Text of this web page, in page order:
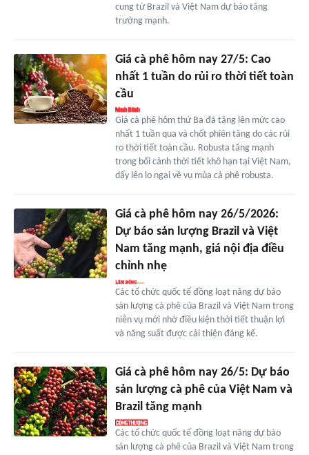
cung từ Brazil và Việt Nam dự báo tăng
trưởng mạnh.
Giá cà phê hôm nay 27/5: Cao
nhất 1 tuần do rủi ro thời tiết toàn
cầu
Giá cà phê hôm thứ Ba đã tăng lên mức cao
nhất 1 tuần qua và chốt phiên tăng do các rủi
ro thời tiết toàn cầu. Robusta tăng mạnh
trong bối cảnh thời tiết khô hạn tại Việt Nam,
dấy lên lo ngại về vụ mùa cà phê robusta.
Giá cà phê hôm nay 26/5/2026:
Dự báo sản lượng Brazil và Việt
Nam tăng mạnh, giá nội địa điều
chỉnh nhẹ
Các tổ chức quốc tế đồng loạt nâng dự báo
sản lượng cà phê của Brazil và Việt Nam trong
niên vụ mới nhờ điều kiện thời tiết thuận lợi
và năng suất được cải thiện đáng kể.
Giá cà phê hôm nay 26/5: Dự báo
sản lượng cà phê của Việt Nam và
Brazil tăng mạnh
Các tổ chức quốc tế đồng loạt nâng dự báo
sản lượng cà phê của Brazil và Việt Nam trong